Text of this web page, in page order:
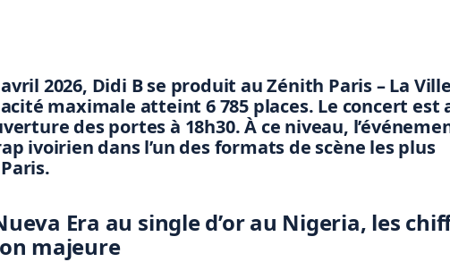
2026, Didi B se produit au Zénith Paris – La
maximale atteint 6 785 places. Le concert est
des portes à 18h30. À ce niveau,
ivoirien dans l’un des formats de scène les plus
Era au single d’or au Nigeria, les
majeure